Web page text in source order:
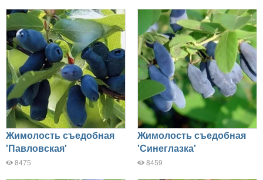
Жимолость съедобная
'Павловская'
8475
Жимолость съедобная
'Синеглазка'
8459